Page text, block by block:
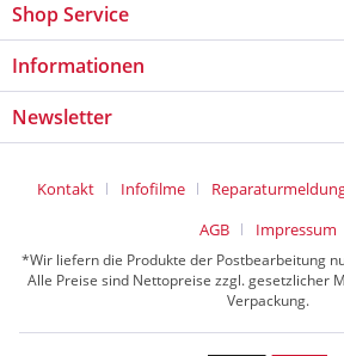
Shop Service
Informationen
Newsletter
Kontakt Infofilme
AGB
Impressum
*Wir liefern die Produkte der Postbearbeitung
Alle Preise sind Nettopreise zzgl. gesetzlicher
Verpackung.